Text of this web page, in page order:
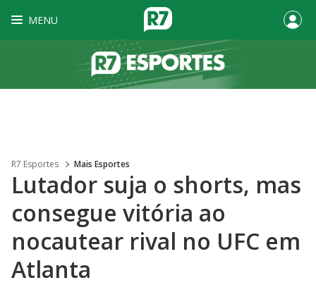
MENU
R7 Esportes Mais Esportes
Lutador suja o shorts, mas
consegue vitória ao
nocautear rival no UFC em
Atlanta